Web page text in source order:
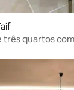
quartos